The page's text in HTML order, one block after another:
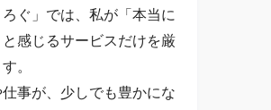
ぐ」では、私が「本当に
感じるサービスだけを厳
。
事が、少しでも豊かにな